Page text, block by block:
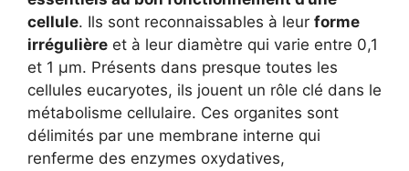
cellule. Ils sont reconnaissables à leur forme
irrégulière et à leur diamètre qui varie entre 0,1
et 1 µm. Présents dans presque toutes les
cellules eucaryotes, ils jouent un rôle clé dans le
métabolisme cellulaire. Ces organites sont
délimités par une membrane interne qui
renferme des enzymes oxydatives,